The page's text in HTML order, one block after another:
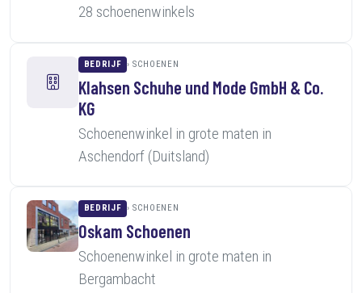
28 schoenenwinkels
BEDRIJF SCHOENEN
Klahsen Schuhe und Mode GmbH & Co.
KG
Schoenenwinkel in grote maten in
Aschendorf (Duitsland)
BEDRIJF SCHOENEN
Oskam Schoenen
Schoenenwinkel in grote maten in
Bergambacht